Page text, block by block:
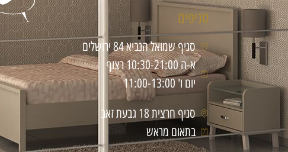
סניפים
סניף שמואל הנביא 84 ירושלים
א-ה 10:30-21:00 רצוף
יום ו' 11:00-13:00
סניף חרצית 18 גבעת זאב
בתאום מראש